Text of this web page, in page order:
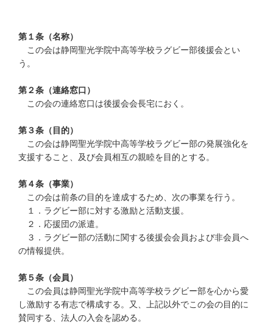
第１条（名称）
この会は静岡聖光学院中高等学校ラグビー部後援会とい
う。
第２条（連絡窓口）
この会の連絡窓口は後援会会長宅におく。
第３条（目的）
この会は静岡聖光学院中高等学校ラグビー部の発展強化を
支援すること、及び会員相互の親睦を目的とする。
第４条（事業）
この会は前条の目的を達成するため、次の事業を行う。
１．ラグビー部に対する激励と活動支援。
２．応援団の派遣。
３．ラグビー部の活動に関する後援会会員および非会員へ
の情報提供。
第５条（会員）
この会員は静岡聖光学院中高等学校ラグビー部を心から愛
し激励する有志で構成する。又、上記以外でこの会の目的に
賛同する、法人の入会を認める。